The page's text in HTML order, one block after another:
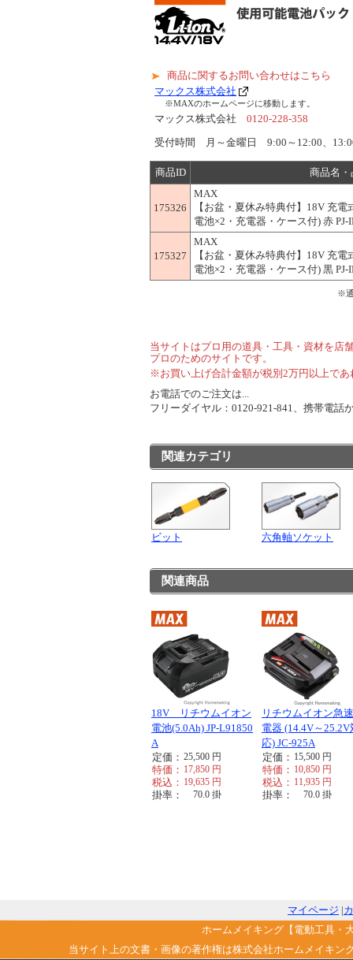
商品に関するお問い合わせはこちら
マックス株式会社
※MAXのホームページに移動します。
マックス株式会社 0120-228-358
受付時間 月～金曜日 9:00～12:00、
商品ID 商品名・
175326
MAX
【お盆・夏休み特典付】18V 充
電池×2・充電器・ケース付) 赤 PJ-
175327
MAX
【お盆・夏休み特典付】18V 充
電池×2・充電器・ケース付) 黒
※
当サイトはプロ用の道具・工具・資材を店
プロのためのサイトです。
※お買い上げ合計金額が税別2万円以上で
お電話でのご注文は...
フリーダイヤル：0120-921-841、携帯電
関連カテゴリ
ビット 六角軸ソケット
関連商品
18V リチウムイオン
電池(5.0Ah) JP-L91850
A
定価： 25,500 円
特価： 17,850 円
税込： 19,635 円
掛率： 70.0 掛
リチウムイオン急
電器 (14.4V～25.2V
応) JC-925A
定価： 15,500 円
特価： 10,850 円
税込： 11,935 円
掛率： 70.0 掛
マイページ |
ホームメイキング【電動工具・
当サイト上の文書・画像の著作権は株式会社ホームメイキ